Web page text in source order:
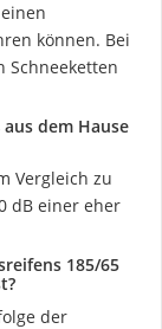
können. Bei
Schneeketten
dem Hause
Vergleich zu
dB einer eher
185/65
der